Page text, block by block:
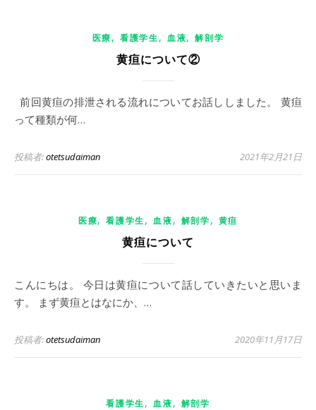
医療,看護学生, 血液,解剖学
黄疸について②
前回黄疸の排泄される流れについてお話ししました。 黄疸
って種類が何…
投稿者:otetsudaiman 2021年2月21日
医療,看護学生,血液, 解剖学, 黄疸
黄疸について
こんにちは。 今日は黄疸について話していきたいと思いま
す。 まず黄疸とはなにか、…
投稿者:otetsudaiman 2020年11月17日
看護学生,血液, 解剖学